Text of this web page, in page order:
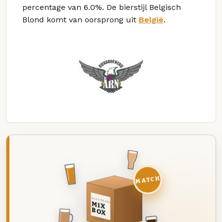
percentage van 6.0%. De bierstijl Belgisch
Blond komt van oorsprong uit België.
DEZE MAAND
MIX
BOX
8 BIEREN
MATCH